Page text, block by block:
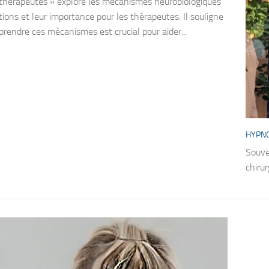
et leur importance pour les thérapeutes. Il souligne
ces mécanismes est crucial pour aider...